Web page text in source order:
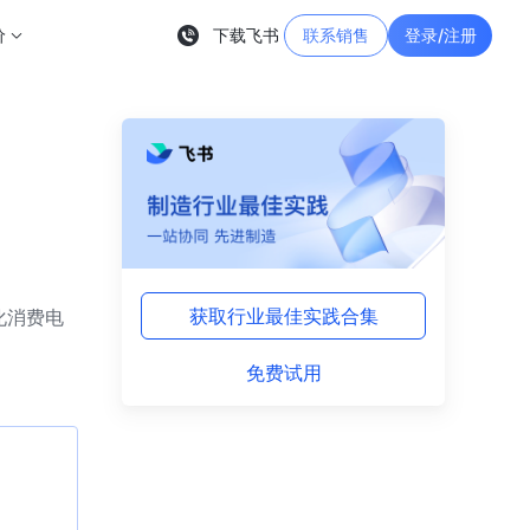
下载飞书 联系销售 登录/注册
获取行业最佳实践合集
免费试用
消费电